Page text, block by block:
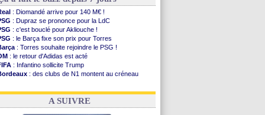
: Diomandé arrive pour 140 M€ !
: Dupraz se prononce pour la LdC
: c'est bouclé pour Akliouche !
: le Barça fixe son prix pour Torres
: Torres souhaite rejoindre le PSG !
: le retour d'Adidas est acté
: Infantino sollicite Trump
: des clubs de N1 montent au créneau
: le démenti de Leipzig pour Diomandé
A SUIVRE